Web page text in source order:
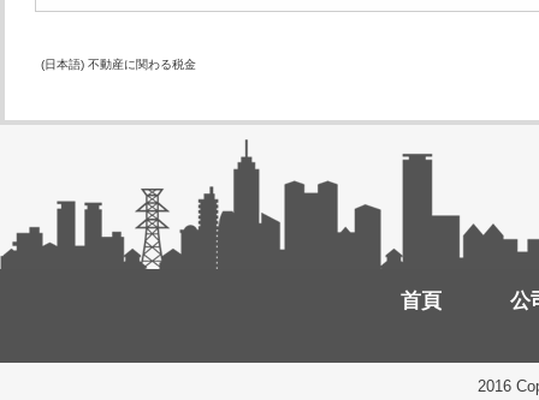
(日本語) 不動産に関わる税金
首頁 公
2016